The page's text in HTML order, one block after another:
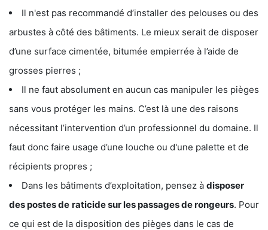
Il n'est pas recommandé d’installer des pelouses ou des
arbustes à côté des bâtiments. Le mieux serait de disposer
d’une surface cimentée, bitumée empierrée à l’aide de
grosses pierres ;
Il ne faut absolument en aucun cas manipuler les pièges
sans vous protéger les mains. C’est là une des raisons
nécessitant l’intervention d’un professionnel du domaine. Il
faut donc faire usage d’une louche ou d'une palette et de
récipients propres ;
Dans les bâtiments d’exploitation, pensez à disposer
des postes de raticide sur les passages de rongeurs. Pour
ce qui est de la disposition des pièges dans le cas de